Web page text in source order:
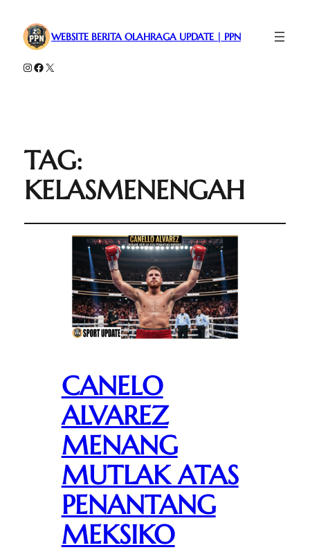
WEBSITE BERITA OLAHRAGA UPDATE | PPN
Instagram
Facebook
X
TAG:
KELASMENENGAH
CANELO
ALVAREZ
MENANG
MUTLAK ATAS
PENANTANG
MEKSIKO